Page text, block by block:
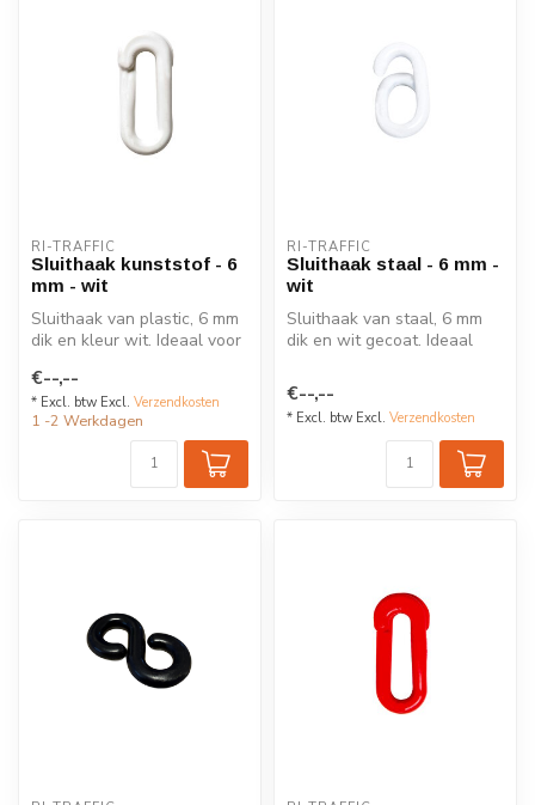
RI-TRAFFIC
Sluithaak kunststof - 6
mm - wit
Sluithaak van plastic, 6 mm
dik en kleur wit. Ideaal voor
€--,--
* Excl. btw Excl. Verzendkosten
1 -2 Werkdagen
RI-TRAFFIC
Sluithaak staal - 6 mm -
wit
Sluithaak van staal, 6 mm
dik en wit gecoat. Ideaal
afzetk...
€--,--
* Excl. btw Excl. Verzendkosten